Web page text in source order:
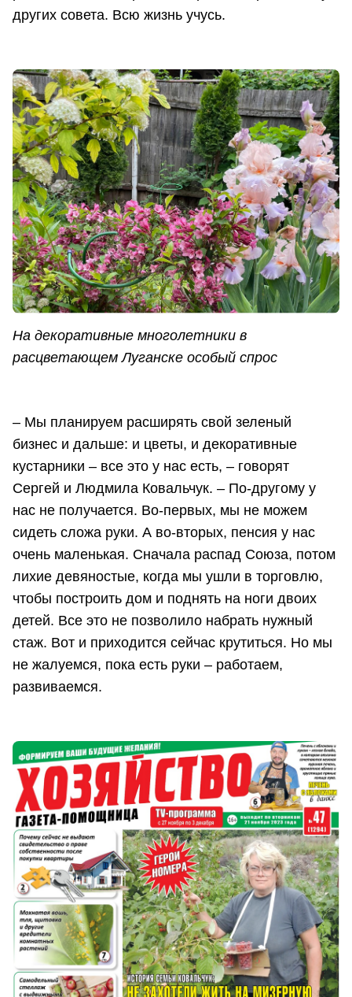
других совета. Всю жизнь учусь.
На декоративные многолетники в
расцветающем Луганске особый спрос
– Мы планируем расширять свой зеленый
бизнес и дальше: и цветы, и декоративные
кустарники – все это у нас есть, – говорят
Сергей и Людмила Ковальчук. – По-другому у
нас не получается. Во-первых, мы не можем
сидеть сложа руки. А во-вторых, пенсия у нас
очень маленькая. Сначала распад Союза, потом
лихие девяностые, когда мы ушли в торговлю,
чтобы построить дом и поднять на ноги двоих
детей. Все это не позволило набрать нужный
стаж. Вот и приходится сейчас крутиться. Но мы
не жалуемся, пока есть руки – работаем,
развиваемся.